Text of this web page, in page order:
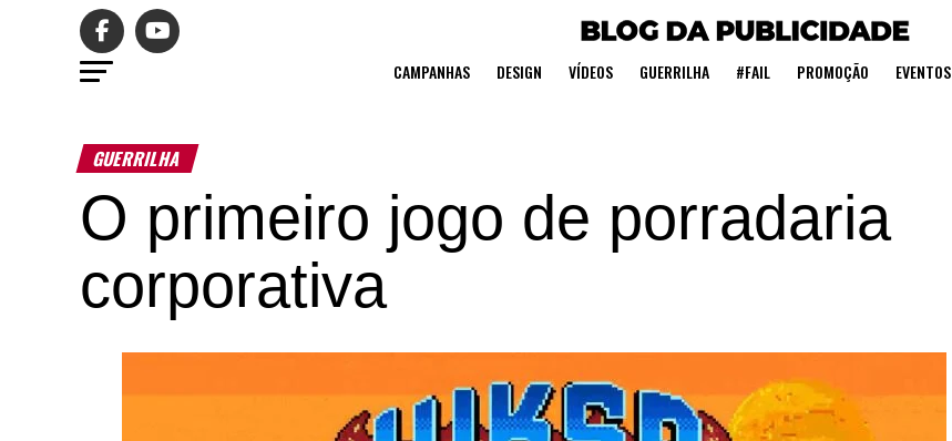
CAMPANHAS DESIGN VÍDEOS GUERRILHA #FAIL PROMOÇÃO EVENTOS
GUERRILHA
O primeiro jogo de porradaria
corporativa